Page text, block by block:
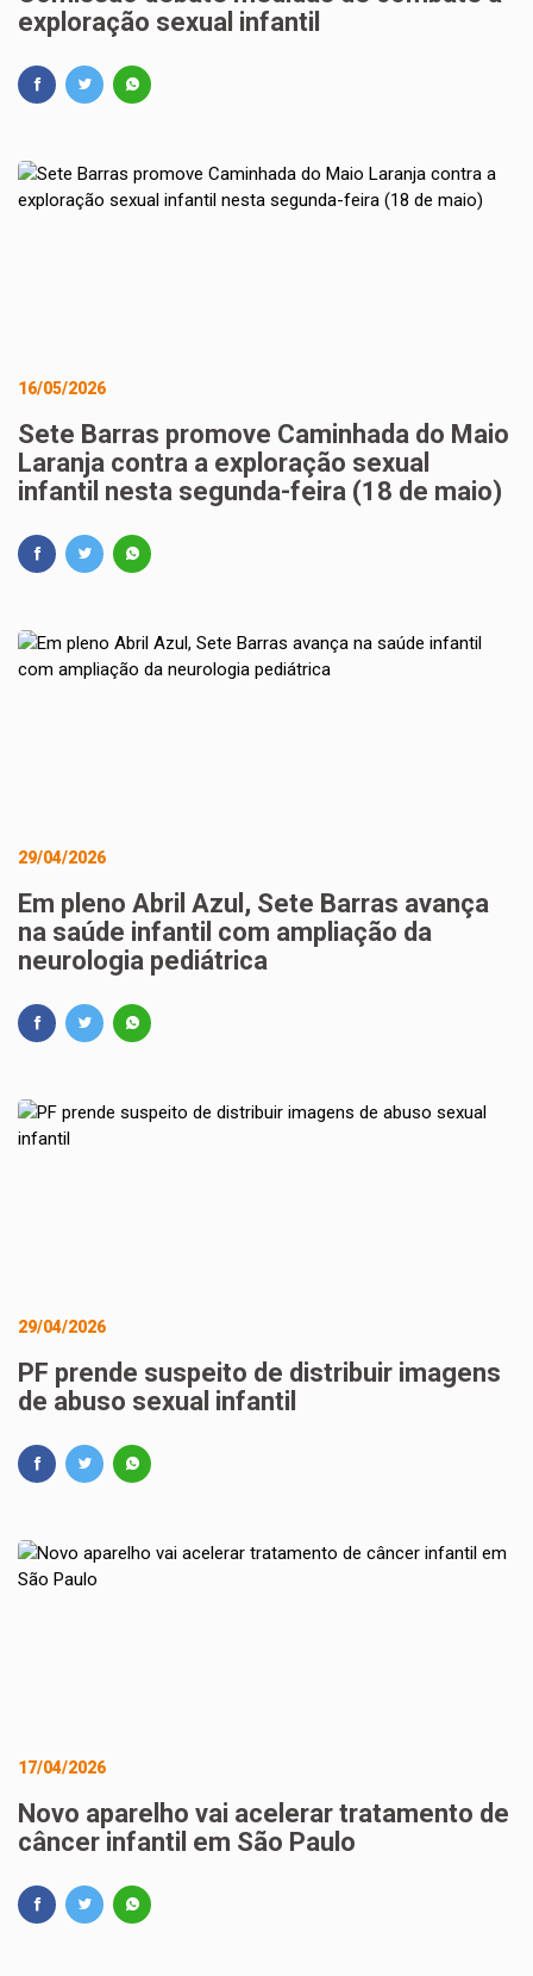
exploração sexual infantil
16/05/2026
Sete Barras promove Caminhada do Maio
Laranja contra a exploração sexual
infantil nesta segunda-feira (18 de maio)
29/04/2026
Em pleno Abril Azul, Sete Barras avança
na saúde infantil com ampliação da
neurologia pediátrica
29/04/2026
PF prende suspeito de distribuir imagens
de abuso sexual infantil
17/04/2026
Novo aparelho vai acelerar tratamento de
câncer infantil em São Paulo